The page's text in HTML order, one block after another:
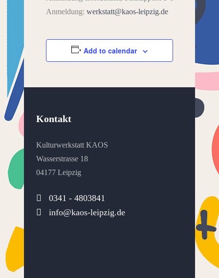
Anmeldung: werkstatt@kaos-leipzig.de
Add to calendar
Kontakt
Kulturwerkstatt KAOS
Wasserstrasse 18
04177 Leipzig
0341 - 4803841
info@kaos-leipzig.de